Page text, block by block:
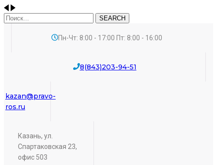
SEARCH
Пн-Чт: 8:00 - 17:00 Пт: 8:00 - 16:00
8(843)203-94-51
kazan@pravo-
ros.ru
Казань, ул.
Спартаковская 23,
офис 503